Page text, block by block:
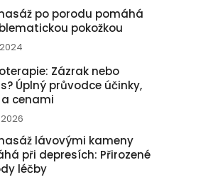
po porodu pomáhá
pokožkou
Zázrak nebo
Úplný průvodce účinky,
a cenami
lávovými kameny
při depresích: Přirozené
léčby